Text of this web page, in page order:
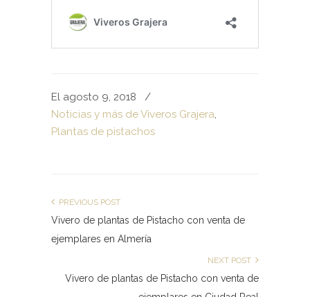
El agosto 9, 2018
/
Noticias y más de Viveros Grajera,
Plantas de pistachos
PREVIOUS POST
Vivero de plantas de Pistacho con venta de
ejemplares en Almería
NEXT POST
Vivero de plantas de Pistacho con venta de